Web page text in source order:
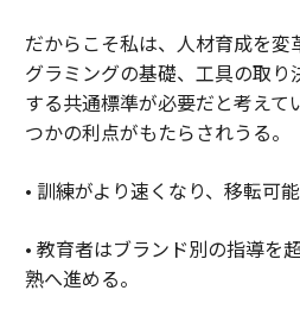
だからこそ私は、人材育成を変
グラミングの基礎、工具の取
する共通標準が必要だと考えて
つかの利点がもたらされうる。
• 訓練がより速くなり、移転可
• 教育者はブランド別の指導を
熟へ進める。